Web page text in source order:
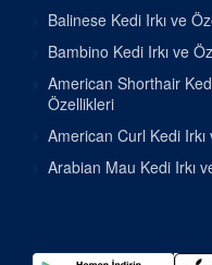
Balinese Kedi Irkı ve
Bambino Kedi Irkı ve
American Shorthair
Özellikleri
American Curl Kedi
Arabian Mau Kedi Irkı